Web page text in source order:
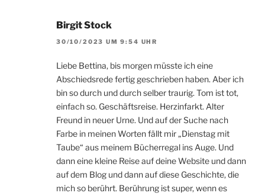
Birgit Stock
30/10/2023 UM 9:54 UHR
Liebe Bettina, bis morgen müsste ich eine
Abschiedsrede fertig geschrieben haben. Aber ich
bin so durch und durch selber traurig. Tom ist tot,
einfach so. Geschäftsreise. Herzinfarkt. Alter
Freund in neuer Urne. Und auf der Suche nach
Farbe in meinen Worten fällt mir „Dienstag mit
Taube“ aus meinem Bücherregal ins Auge. Und
dann eine kleine Reise auf deine Website und dann
auf dem Blog und dann auf diese Geschichte, die
mich so berührt. Berührung ist super, wenn es